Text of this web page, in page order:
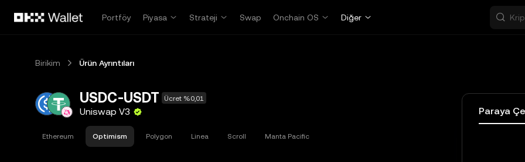
Portföy
Piyasa Strateji Swap Onchain OS Diğer
Birikim Ürün Ayrıntıları
USDC-USDT Ücret %0,01
Uniswap V3
Ethereum Optimism Polygon Linea Scroll Manta Pacific
Paraya